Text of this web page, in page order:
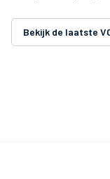
Bekijk de laatste